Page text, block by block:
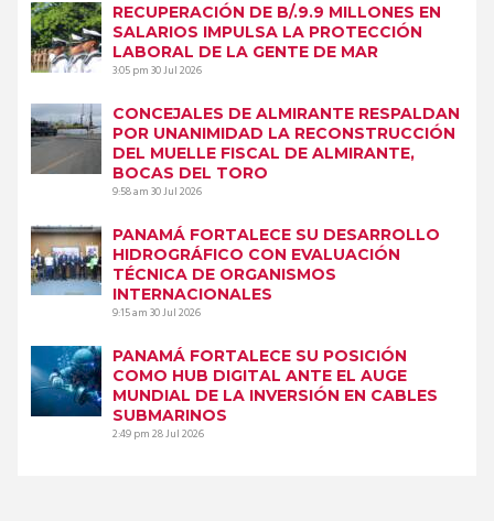
RECUPERACIÓN DE B/.9.9 MILLONES EN
SALARIOS IMPULSA LA PROTECCIÓN
LABORAL DE LA GENTE DE MAR
3:05 pm30 Jul 2026
CONCEJALES DE ALMIRANTE RESPALDAN
POR UNANIMIDAD LA RECONSTRUCCIÓN
DEL MUELLE FISCAL DE ALMIRANTE,
BOCAS DEL TORO
9:58 am30 Jul 2026
PANAMÁ FORTALECE SU DESARROLLO
HIDROGRÁFICO CON EVALUACIÓN
TÉCNICA DE ORGANISMOS
INTERNACIONALES
9:15 am30 Jul 2026
PANAMÁ FORTALECE SU POSICIÓN
COMO HUB DIGITAL ANTE EL AUGE
MUNDIAL DE LA INVERSIÓN EN CABLES
SUBMARINOS
2:49 pm28 Jul 2026